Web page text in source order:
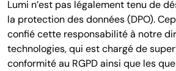
Lumi n’est pas légalement tenu de
la protection des données (DPO).
confié cette responsabilité à notre
technologies, qui est chargé de
conformité au RGPD ainsi que les